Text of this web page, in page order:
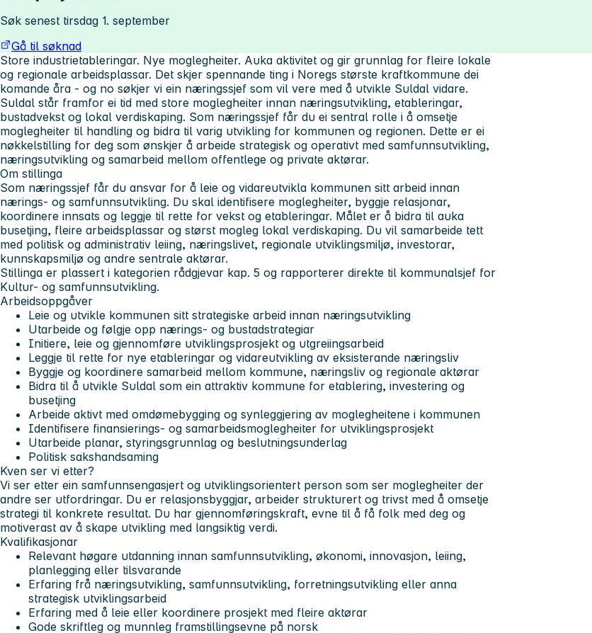
Søk senest tirsdag 1. september
Gå til søknad
Store industrietableringar. Nye moglegheiter. Auka aktivitet og gir grunnlag for fleire lokale
og regionale arbeidsplassar. Det skjer spennande ting i Noregs største kraftkommune dei
komande åra - og no søkjer vi ein næringssjef som vil vere med å utvikle Suldal vidare.
Suldal står framfor ei tid med store moglegheiter innan næringsutvikling, etableringar,
bustadvekst og lokal verdiskaping. Som næringssjef får du ei sentral rolle i å omsetje
moglegheiter til handling og bidra til varig utvikling for kommunen og regionen. Dette er ei
nøkkelstilling for deg som ønskjer å arbeide strategisk og operativt med samfunnsutvikling,
næringsutvikling og samarbeid mellom offentlege og private aktørar.
Om stillinga
Som næringssjef får du ansvar for å leie og vidareutvikla kommunen sitt arbeid innan
nærings- og samfunnsutvikling. Du skal identifisere moglegheiter, byggje relasjonar,
koordinere innsats og leggje til rette for vekst og etableringar. Målet er å bidra til auka
busetjing, fleire arbeidsplassar og størst mogleg lokal verdiskaping. Du vil samarbeide tett
med politisk og administrativ leiing, næringslivet, regionale utviklingsmiljø, investorar,
kunnskapsmiljø og andre sentrale aktørar.
Stillinga er plassert i kategorien rådgjevar kap. 5 og rapporterer direkte til kommunalsjef for
Kultur- og samfunnsutvikling.
Arbeidsoppgåver
Leie og utvikle kommunen sitt strategiske arbeid innan næringsutvikling
Utarbeide og følgje opp nærings- og bustadstrategiar
Initiere, leie og gjennomføre utviklingsprosjekt og utgreiingsarbeid
Leggje til rette for nye etableringar og vidareutvikling av eksisterande næringsliv
Byggje og koordinere samarbeid mellom kommune, næringsliv og regionale aktørar
Bidra til å utvikle Suldal som ein attraktiv kommune for etablering, investering og
busetjing
Arbeide aktivt med omdømebygging og synleggjering av moglegheitene i kommunen
Identifisere finansierings- og samarbeidsmoglegheiter for utviklingsprosjekt
Utarbeide planar, styringsgrunnlag og beslutningsunderlag
Politisk sakshandsaming
Kven ser vi etter?
Vi ser etter ein samfunnsengasjert og utviklingsorientert person som ser moglegheiter der
andre ser utfordringar. Du er relasjonsbyggjar, arbeider strukturert og trivst med å omsetje
strategi til konkrete resultat. Du har gjennomføringskraft, evne til å få folk med deg og
motiverast av å skape utvikling med langsiktig verdi.
Kvalifikasjonar
Relevant høgare utdanning innan samfunnsutvikling, økonomi, innovasjon, leiing,
planlegging eller tilsvarande
Erfaring frå næringsutvikling, samfunnsutvikling, forretningsutvikling eller anna
strategisk utviklingsarbeid
Erfaring med å leie eller koordinere prosjekt med fleire aktørar
Gode skriftleg og munnleg framstillingsevne på norsk